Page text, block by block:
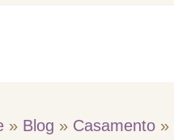
» Blog » Casamento »